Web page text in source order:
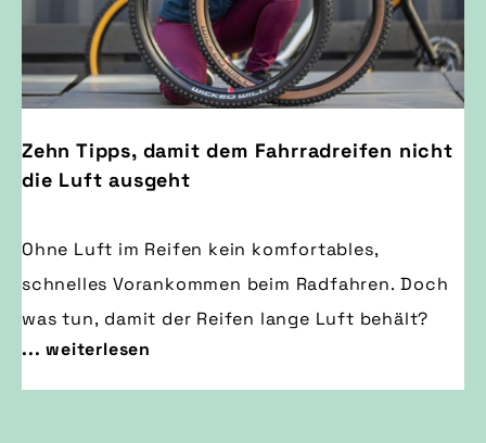
Zehn Tipps, damit dem Fahrradreifen nicht
die Luft ausgeht
Ohne Luft im Reifen kein komfortables,
schnelles Vorankommen beim Radfahren. Doch
was tun, damit der Reifen lange Luft behält?
... weiterlesen